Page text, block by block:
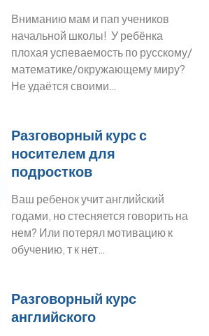
Вниманию мам и пап учеников
начальной школы! У ребёнка
плохая успеваемость по русскому/
математике/окружающему миру?
Не удаётся своими…
Разговорный курс с
носителем для
подростков
Ваш ребенок учит английский
годами, но стесняется говорить на
нем? Или потерял мотивацию к
обучению, т к нет…
Разговорный курс
английского